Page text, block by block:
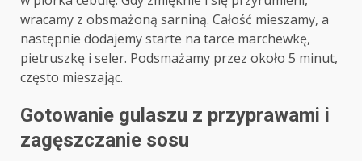
wracamy z obsmażoną sarniną. Całość mieszamy, a
następnie dodajemy starte na tarce marchewkę,
pietruszkę i seler. Podsmażamy przez około 5 minut,
często mieszając.
Gotowanie gulaszu z przyprawami i
zagęszczanie sosu